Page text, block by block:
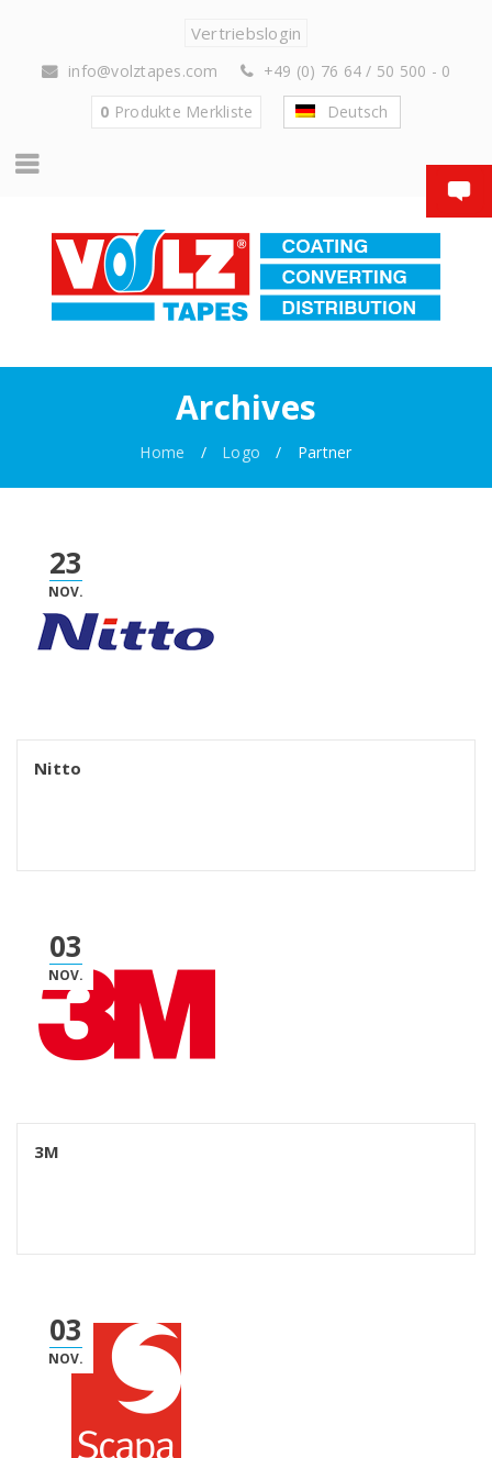
Vertriebslogin
info@volztapes.com
+49 (0) 76 64 / 50 500 - 0
0 Produkte Merkliste Deutsch
Archives
Home / Logo / Partner
23
NOV.
Nitto
03
NOV.
3M
03
NOV.